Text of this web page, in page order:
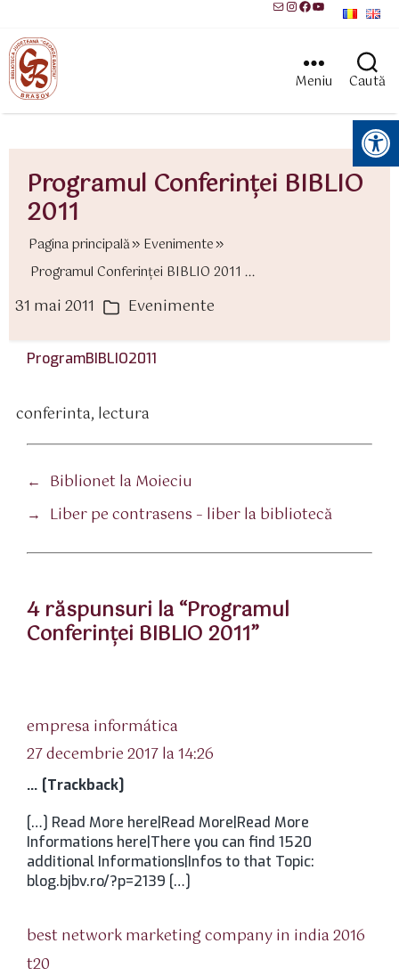
MailInstagram
Facebook
YouTube
Meniu Caută
Instrumente pentru accesibilitate
Programul Conferinţei BIBLIO
2011
Pagina principală
Evenimente
Programul Conferinţei BIBLIO 2011 ...
31 mai 2011 Categorii
Evenimente
ProgramBIBLIO2011
conferinta, lectura
← Biblionet la Moieciu
→ Liber pe contrasens – liber la bibliotecă
4 răspunsuri la “Programul
Conferinţei BIBLIO 2011”
empresa informática
27 decembrie 2017 la 14:26
… [Trackback]
[…] Read More here|Read More|Read More
Informations here|There you can find 1520
additional Informations|Infos to that Topic:
blog.bjbv.ro/?p=2139 […]
best network marketing company in india 2016
t20